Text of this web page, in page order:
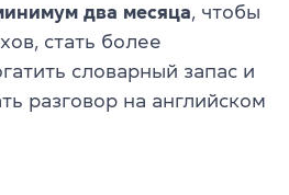
два месяца, чтобы
стать более
словарный запас и
разговор на английском